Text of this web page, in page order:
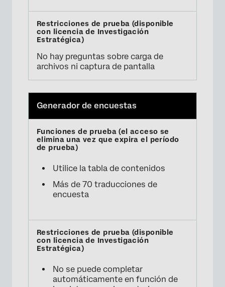
No hay preguntas sobre carga de
archivos ni captura de pantalla
Generador de encuestas
Utilice la tabla de contenidos
Más de 70 traducciones de
encuesta
No se puede completar
automáticamente en función de